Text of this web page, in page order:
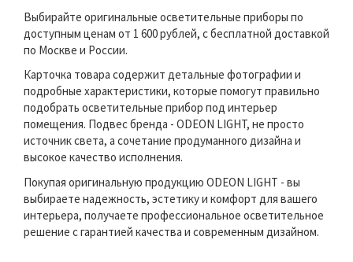
Выбирайте оригинальные осветительные приборы по
доступным ценам от 1 600 рублей, с бесплатной доставкой
по Москве и России.
Карточка товара содержит детальные фотографии и
подробные характеристики, которые помогут правильно
подобрать осветительные прибор под интерьер
помещения. Подвес бренда - ODEON LIGHT, не просто
источник света, а сочетание продуманного дизайна и
высокое качество исполнения.
Покупая оригинальную продукцию ODEON LIGHT - вы
выбираете надежность, эстетику и комфорт для вашего
интерьера, получаете профессиональное осветительное
решение с гарантией качества и современным дизайном.